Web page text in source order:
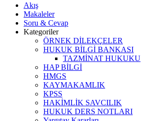
Akış
Makaleler
Soru & Cevap
Kategoriler
ÖRNEK DİLEKÇELER
HUKUK BİLGİ BANKASI
TAZMİNAT HUKUKU
HAP BİLGİ
HMGS
KAYMAKAMLIK
KPSS
HAKİMLİK SAVCILIK
HUKUK DERS NOTLARI